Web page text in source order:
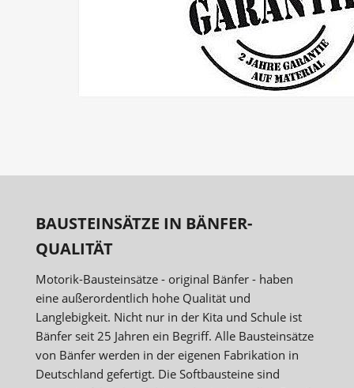
BAUSTEINSÄTZE IN BÄNFER-
QUALITÄT
Motorik-Bausteinsätze - original Bänfer - haben
eine außerordentlich hohe Qualität und
Langlebigkeit. Nicht nur in der Kita und Schule ist
Bänfer seit 25 Jahren ein Begriff. Alle Bausteinsätze
von Bänfer werden in der eigenen Fabrikation in
Deutschland gefertigt. Die Softbausteine sind